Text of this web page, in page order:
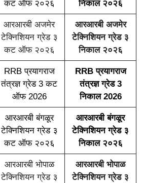
कट ऑफ २०२६
निकाल २०२६
आरआरबी अजमेर
टेक्निशियन ग्रेड ३
कट ऑफ २०२६
आरआरबी अजमेर
टेक्निशियन ग्रेड ३
निकाल २०२६
RRB प्रयागराज
तंत्रज्ञ ग्रेड 3 कट
ऑफ 2026
RRB प्रयागराज
तंत्रज्ञ ग्रेड 3
निकाल 2026
आरआरबी बंगळूर
टेक्निशियन ग्रेड ३
कट ऑफ २०२६
आरआरबी बंगळूर
टेक्निशियन ग्रेड ३
निकाल २०२६
आरआरबी भोपाळ
टेक्निशियन ग्रेड ३
आरआरबी भोपाळ
टेक्निशियन ग्रेड ३